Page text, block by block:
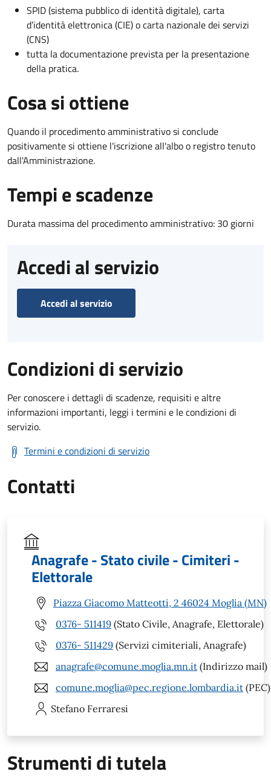
SPID (sistema pubblico di identità digitale), carta
d’identità elettronica (CIE) o carta nazionale dei servizi
(CNS)
tutta la documentazione prevista per la presentazione
della pratica.
Cosa si ottiene
Quando il procedimento amministrativo si conclude
positivamente si ottiene l'iscrizione all'albo o registro tenuto
dall'Amministrazione.
Tempi e scadenze
Durata massima del procedimento amministrativo: 30 giorni
Accedi al servizio
Accedi al servizio
Condizioni di servizio
Per conoscere i dettagli di scadenze, requisiti e altre
informazioni importanti, leggi i termini e le condizioni di
servizio.
Termini e condizioni di servizio
Contatti
Anagrafe - Stato civile - Cimiteri -
Elettorale
Piazza Giacomo Matteotti, 2 46024 Moglia (MN)
0376- 511419 (Stato Civile, Anagrafe, Elettorale)
0376- 511429 (Servizi cimiteriali, Anagrafe)
anagrafe@comune.moglia.mn.it (Indirizzo mail)
comune.moglia@pec.regione.lombardia.it (PEC)
Stefano Ferraresi
Strumenti di tutela